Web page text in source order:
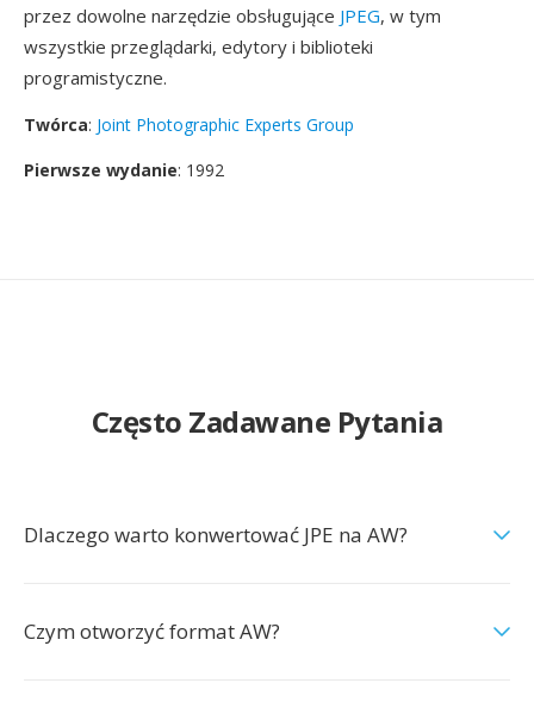
przez dowolne narzędzie obsługujące JPEG, w tym
wszystkie przeglądarki, edytory i biblioteki
programistyczne.
Twórca: Joint Photographic Experts Group
Pierwsze wydanie: 1992
Często Zadawane Pytania
Dlaczego warto konwertować JPE na AW?
Czym otworzyć format AW?